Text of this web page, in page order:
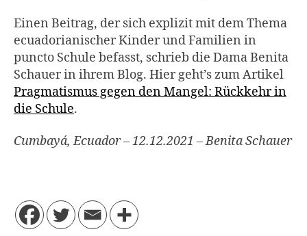
Einen Beitrag, der sich explizit mit dem Thema
ecuadorianischer Kinder und Familien in
puncto Schule befasst, schrieb die Dama Benita
Schauer in ihrem Blog. Hier geht’s zum Artikel
Pragmatismus gegen den Mangel: Rückkehr in
die Schule.
Cumbayá, Ecuador – 12.12.2021 – Benita Schauer